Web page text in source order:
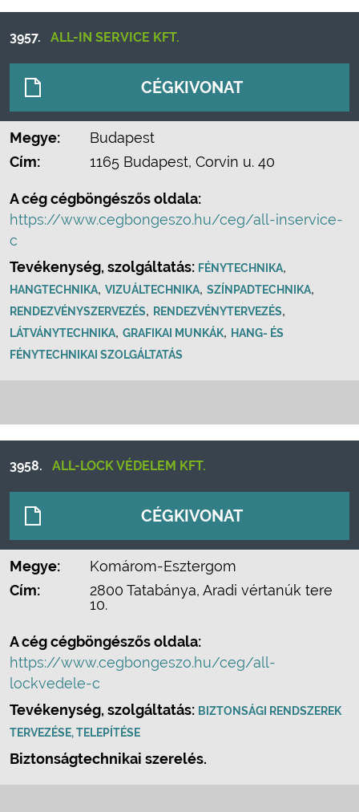
3957. ALL-IN SERVICE KFT.
CÉGKIVONAT
Megye:
Budapest
Cím:
1165 Budapest, Corvin u. 40
A cég cégböngészős oldala:
https://www.cegbongeszo.hu/ceg/all-inservice-
c
Tevékenység, szolgáltatás: FÉNYTECHNIKA,
HANGTECHNIKA, VIZUÁLTECHNIKA, SZÍNPADTECHNIKA,
RENDEZVÉNYSZERVEZÉS, RENDEZVÉNYTERVEZÉS,
LÁTVÁNYTECHNIKA, GRAFIKAI MUNKÁK, HANG- ÉS
FÉNYTECHNIKAI SZOLGÁLTATÁS
3958. ALL-LOCK VÉDELEM KFT.
CÉGKIVONAT
Megye:
Komárom-Esztergom
Cím:
2800 Tatabánya, Aradi vértanúk tere
10.
A cég cégböngészős oldala:
https://www.cegbongeszo.hu/ceg/all-
lockvedele-c
Tevékenység, szolgáltatás: BIZTONSÁGI RENDSZEREK
TERVEZÉSE, TELEPÍTÉSE
Biztonságtechnikai szerelés.